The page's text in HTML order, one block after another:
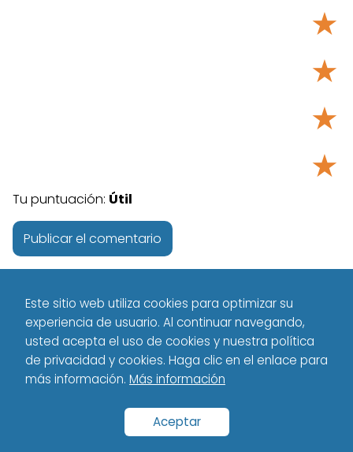
★
★
★
★
Tu puntuación: Útil
Tecnología - Technology Español
Proteja la red Inalámbrica
Este sitio web utiliza cookies para optimizar su
experiencia de usuario. Al continuar navegando,
usted acepta el uso de cookies y nuestra política
de privacidad y cookies. Haga clic en el enlace para
más información. Más información
Aceptar